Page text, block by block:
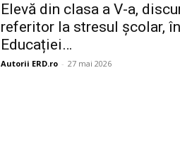
Elevă din clasa a V-a,
referitor la stresul școlar,
Educației…
Autorii ERD.ro - 27 mai 2026